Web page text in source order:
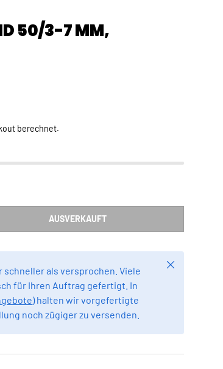
50/3-7 MM,
berechnet.
AUSVERKAUFT
als versprochen. Viele
für Ihren Auftrag gefertigt. In
) halten wir vorgefertigte
noch zügiger zu versenden.
Schließen